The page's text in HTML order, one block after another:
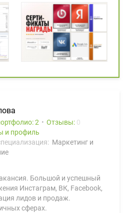
2 Отзывы: 0
и профиль
Маркетинг и
Большой и успешный
Инстаграм, ВК, Facebook,
лидов и продаж.
сферах.